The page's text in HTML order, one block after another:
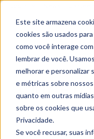
Este site armazena
cookies são usados
como você interage
lembrar de você.
melhorar e personalizar
e métricas sobre
quanto em outras
sobre os cookies que
Privacidade.
Se você recusar, suas
Our
Open each